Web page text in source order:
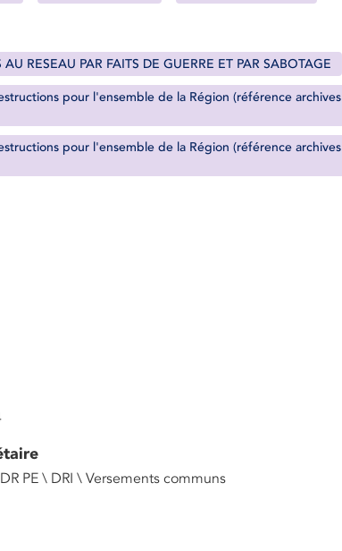
AU RESEAU PAR FAITS DE GUERRE ET PAR SABOTAGE
pour l'ensemble de la Région (référence archives
pour l'ensemble de la Région (référence archives
PE \ DRI \ Versements communs